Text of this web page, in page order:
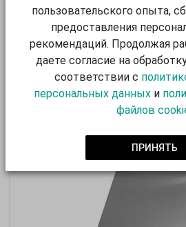
ПОДРОБНЕЕ
УТОЧНИТЬ
Рекомендуем
АЛЮМИНИЕВЫЙ
пользовательского опыта,
предоставления
рекомендаций. Продолжая
даете согласие на
соответствии с
персональных данныхи
файлов
ПРИНЯТЬ